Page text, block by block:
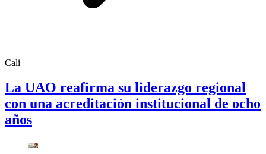
Cali
La UAO reafirma su liderazgo regional
con una acreditación institucional de ocho
años